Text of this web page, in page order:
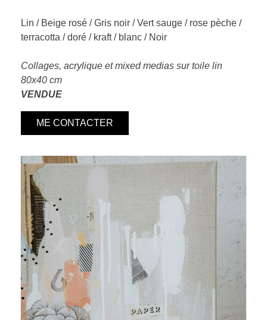
Lin / Beige rosé / Gris noir / Vert sauge / rose pèche /
terracotta / doré / kraft / blanc / Noir
Collages, acrylique et mixed medias sur toile lin
80x40 cm
VENDUE
ME CONTACTER